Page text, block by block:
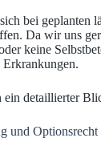
bei geplanten
Da wir uns
keine
Erkrankungen.
ein detaillierter
und